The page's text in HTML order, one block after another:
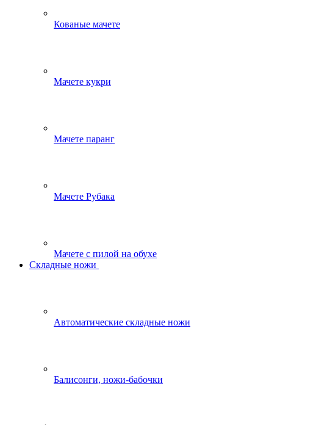
Кованые мачете
Мачете кукри
Мачете паранг
Мачете Рубака
Мачете с пилой на обухе
Складные ножи
Автоматические складные ножи
Балисонги, ножи-бабочки